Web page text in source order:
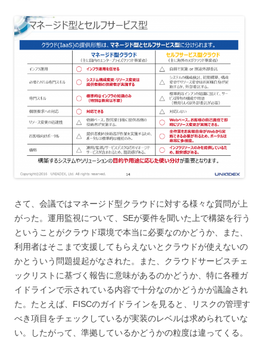
さて、会議ではマネージド型クラウドに対する様々な質問が上
がった。運用監視について、SEが要件を聞いた上で構築を行う
ということがクラウド環境で本当に必要なのかどうか、また、
利用者はそこまで支援してもらえないとクラウドが使えないの
かとういう問題提起がなされた。また、クラウドサービスチェ
ックリストに基づく報告に意味があるのかどうか、特に各種ガ
イドラインで示されている内容で十分なのかどうかが議論され
た。たとえば、FISCのガイドラインを見ると、リスクの管理す
べき項目をチェックしているが実装のレベルは求められていな
い。したがって、準拠しているかどうかの粒度は違ってくる。